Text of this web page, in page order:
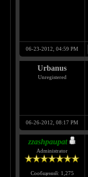
06-23-2012, 04:59 PM
Urbanus
Unregistered
06-26-2012, 08:17 PM
zzashpaupat
Administrator
Сообщений: 1,275